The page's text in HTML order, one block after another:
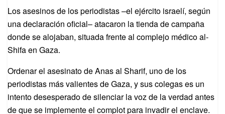
Los asesinos de los periodistas –el ejército israelí, según
una declaración oficial– atacaron la tienda de campaña
donde se alojaban, situada frente al complejo médico al-
Shifa en Gaza.
Ordenar el asesinato de Anas al Sharif, uno de los
periodistas más valientes de Gaza, y sus colegas es un
intento desesperado de silenciar la voz de la verdad antes
de que se implemente el complot para invadir el enclave.